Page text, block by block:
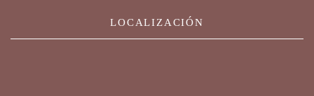
LOCALIZACIÓN